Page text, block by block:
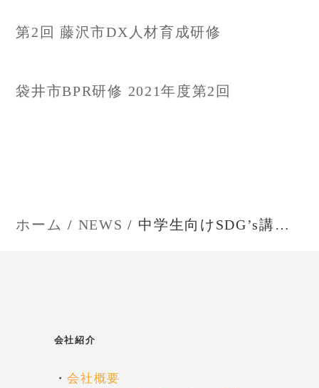
投
ナ
シ
第2回 藤沢市DX人材育成研修
袋井市BPR研修 2021年度第2回
ホーム NEWS 中学生向けSDG’s講演を行いました
会社紹介
・会社概要